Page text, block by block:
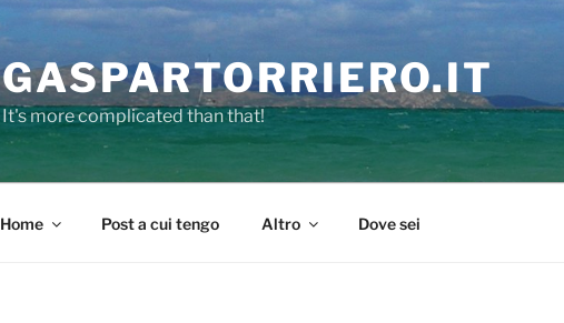
GASPARTORRIERO.IT
It's more complicated than that!
Home Post a cui tengo Altro Dove sei